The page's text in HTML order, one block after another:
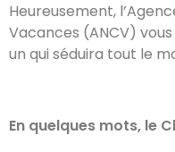
Heureusement,
Vacances (ANCV)
un qui séduira tout le
En quelques mots, le